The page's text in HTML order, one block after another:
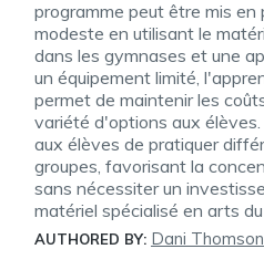
programme peut être mis
modeste en utilisant le
dans les gymnases et une
un équipement limité,
permet de maintenir les
variété d'options aux
aux élèves de pratiquer
groupes, favorisant la
sans nécessiter un
matériel spécialisé en arts du
AUTHORED BY: Dani Thomson